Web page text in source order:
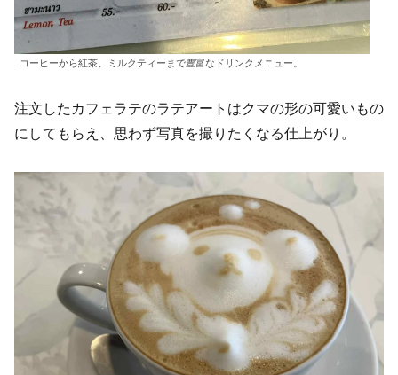
コーヒーから紅茶、ミルクティーまで豊富なドリンクメニュー。
注文したカフェラテのラテアートはクマの形の可愛いもの
にしてもらえ、思わず写真を撮りたくなる仕上がり。